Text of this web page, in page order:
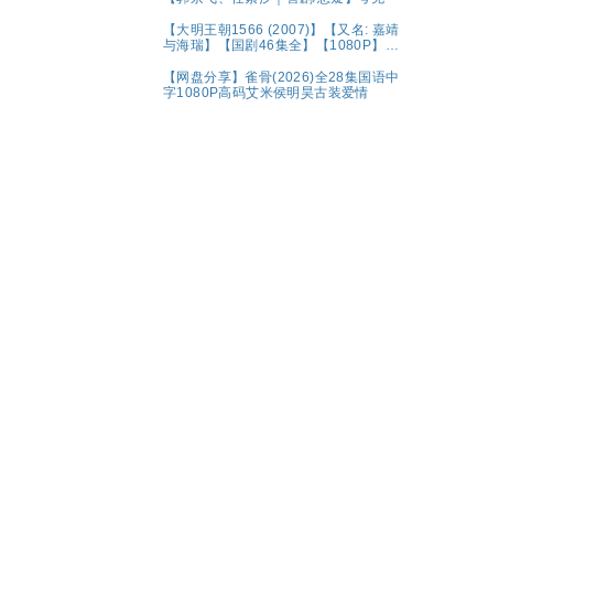
【大明王朝1566 (2007)】【又名: 嘉靖
与海瑞】【国剧46集全】【1080P】
分】【剧情 / 历史】【陈宝国 / 黄志忠 /
倪大红 】夸克
【网盘分享】雀骨(2026)全28集国语中
字1080P高码艾米侯明昊古装爱情